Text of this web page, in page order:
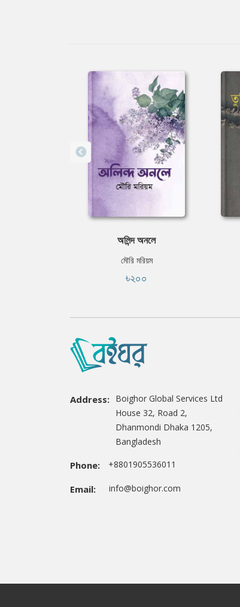
অলিন্দ অনলে
মৌরি মরিয়ম
৳২০০
Address: Boighor Global Services Ltd
House 32, Road 2,
Dhanmondi Dhaka 1205,
Bangladesh
Phone: +8801905536011
Email: info@boighor.com